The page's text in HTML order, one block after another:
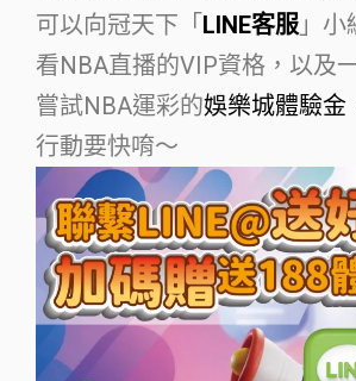
可以向冠天下「 LINE客服 」
看NBA直播的VIP資格，以及
嘗試NBA運彩的娛樂城體驗金
行動要快唷～